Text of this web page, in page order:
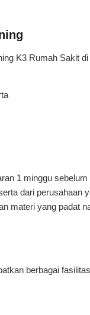
K3 Rumah Sakit
1 minggu sebelum
dari perusahaan
materi yang padat
berbagai